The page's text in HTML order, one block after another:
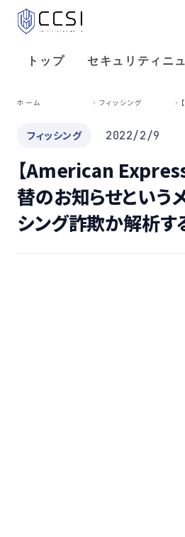
トップ セキュリティニ
ホーム フィッシング
フィッシング 2022/2/9
【American
替のお知らせという
シング詐欺か解析す